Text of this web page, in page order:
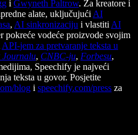
i Gwyneth Paltrow. Za kreatore i
alate, uključujući AI
, AI sinkronizaciju i vlastiti AI
pokreće vodeće proizvode svojim
API-jem za pretvaranje teksta u
Journalu, CNBC-ju, Forbesu,
Speechify je najveći
teksta u govor. Posjetite
blog i speechify.com/press za